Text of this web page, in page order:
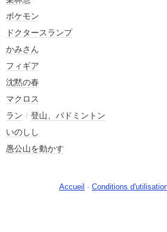
ポケモン
ドクタースランプ
かみさん
フィギア
沈黙の春
マクロス
ラン / 登山、バドミントン
いのしし
愚公山を動かす
Accueil - Conditions